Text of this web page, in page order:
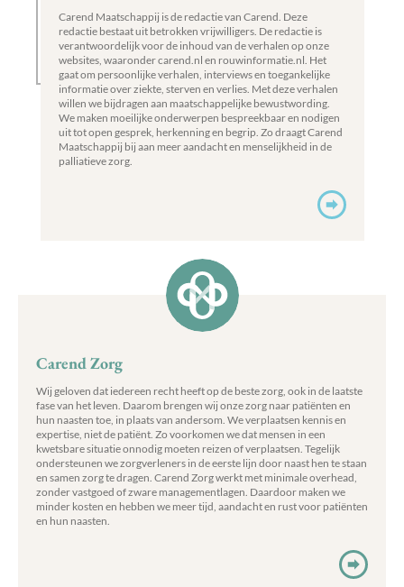
Carend Maatschappij is de redactie van Carend. Deze
redactie bestaat uit betrokken vrijwilligers. De redactie is
verantwoordelijk voor de inhoud van de verhalen op onze
websites, waaronder carend.nl en rouwinformatie.nl. Het
gaat om persoonlijke verhalen, interviews en toegankelijke
informatie over ziekte, sterven en verlies. Met deze verhalen
willen we bijdragen aan maatschappelijke bewustwording.
We maken moeilijke onderwerpen bespreekbaar en nodigen
uit tot open gesprek, herkenning en begrip. Zo draagt Carend
Maatschappij bij aan meer aandacht en menselijkheid in de
palliatieve zorg.
Carend Zorg
Wij geloven dat iedereen recht heeft op de beste zorg, ook in de laatste
fase van het leven. Daarom brengen wij onze zorg naar patiënten en
hun naasten toe, in plaats van andersom. We verplaatsen kennis en
expertise, niet de patiënt. Zo voorkomen we dat mensen in een
kwetsbare situatie onnodig moeten reizen of verplaatsen. Tegelijk
ondersteunen we zorgverleners in de eerste lijn door naast hen te staan
en samen zorg te dragen. Carend Zorg werkt met minimale overhead,
zonder vastgoed of zware managementlagen. Daardoor maken we
minder kosten en hebben we meer tijd, aandacht en rust voor patiënten
en hun naasten.